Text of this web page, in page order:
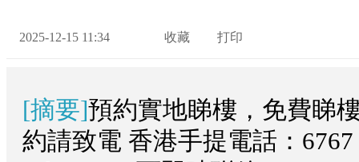
2025-12-15 11:34 收藏 打印
[摘要]預約實地睇樓，免費睇
約請致電 香港手提電話：